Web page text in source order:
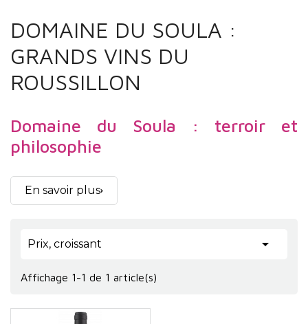
DOMAINE DU SOULA :
GRANDS VINS DU
ROUSSILLON
Domaine du Soula : terroir et
philosophie
LeDomaine du Soula
dans le paysage viticole du Roussillon. Implanté
naturelle entre influences méditerranéennes et
agronomique, la compréhension fine des terroirs
En savoir plus
Prix, croissant 
Affichage 1-1 de 1 article(s)